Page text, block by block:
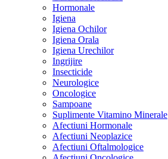
Hormonale
Igiena
Igiena Ochilor
Igiena Orala
Igiena Urechilor
Ingrijire
Insecticide
Neurologice
Oncologice
Sampoane
Suplimente Vitamino Minerale
Afectiuni Hormonale
Afectiuni Neoplazice
Afectiuni Oftalmologice